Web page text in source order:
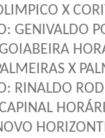
X
GENIVALDO
X
RINALDO